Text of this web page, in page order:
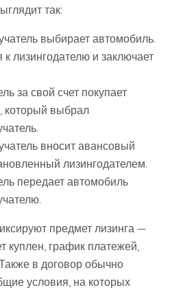
так:
выбирает автомобиль.
лизингодателю и заключает
за свой счет покупает
который выбрал
вносит авансовый
лизингодателем.
передает автомобиль
предмет лизинга —
куплен, график платежей,
в договор обычно
условия, на которых